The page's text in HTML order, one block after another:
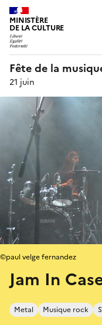
MINISTÈRE
DE LA CULTURE
Fête de la
21 juin
Jam In
Metal Musique rock
©paul velge fernandez